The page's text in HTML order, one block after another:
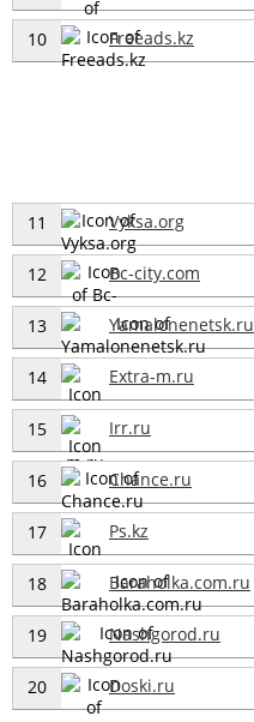
10 Freeads.kz
11 Vyksa.org
12 Bc-city.com
13 Yamalonenetsk.ru
14 Extra-m.ru
15 Irr.ru
16 Chance.ru
17 Ps.kz
18 Baraholka.com.ru
19 Nashgorod.ru
20 Doski.ru